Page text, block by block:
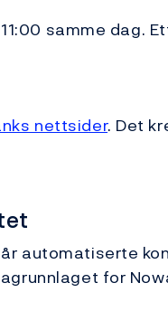
samme dag.
nettsider. Det
automatiserte
for